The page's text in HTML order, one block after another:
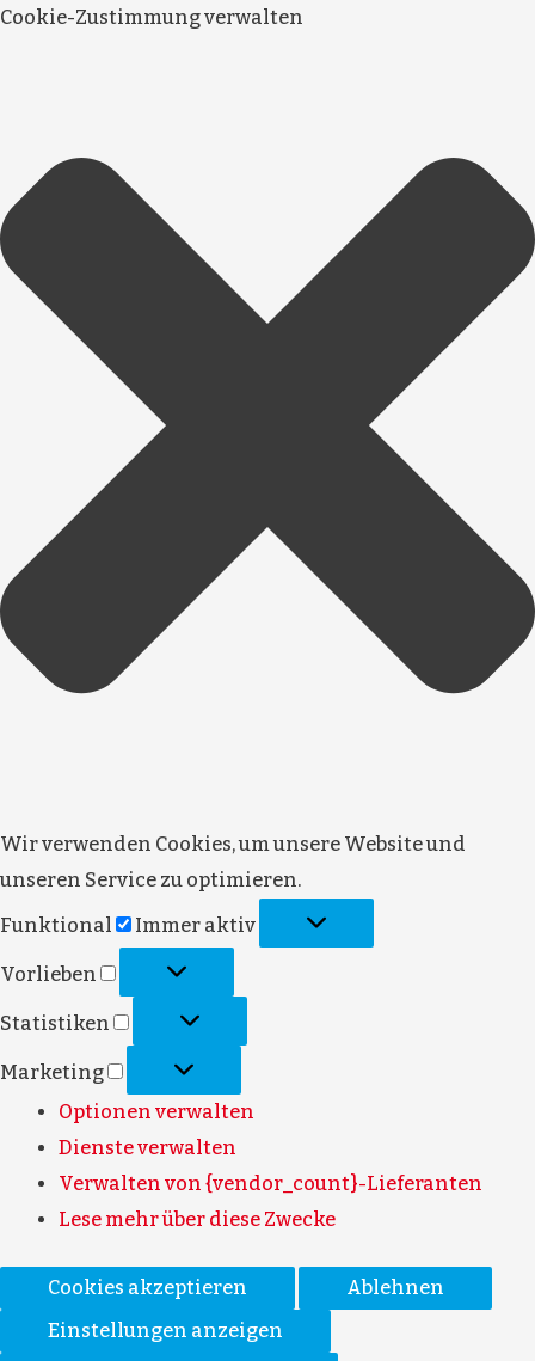
Cookie-Zustimmung verwalten
Wir verwenden Cookies, um unsere Website und
unseren Service zu optimieren.
Funktional
Immer aktiv
Vorlieben
Statistiken
Marketing
Optionen verwalten
Dienste verwalten
Verwalten von {vendor_count}-Lieferanten
Lese mehr über diese Zwecke
Cookies akzeptieren
Ablehnen
Einstellungen anzeigen